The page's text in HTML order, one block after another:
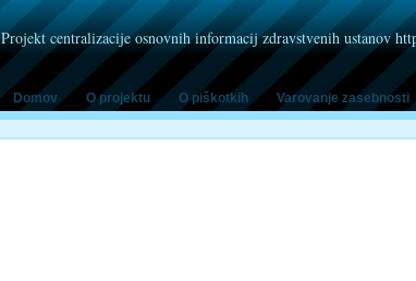
Projekt centralizacije osnovnih informacij zdravstvenih ustanov
Domov O projektu O piškotkih Varovanje zasebnosti